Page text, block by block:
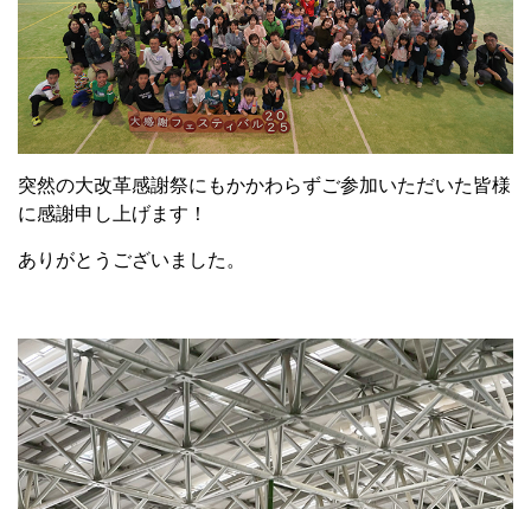
突然の大改革感謝祭にもかかわらずご参加いただいた皆様
に感謝申し上げます！
ありがとうございました。